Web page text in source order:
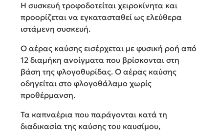
Η συσκευή τροφοδοτείται χειροκίνητα και
προορίζεται να εγκατασταθεί ως ελεύθερα
ιστάμενη συσκευή.
Ο αέρας καύσης εισέρχεται με φυσική ροή από
12 διαμήκη ανοίγματα που βρίσκονται στη
βάση της φλογοθυρίδας. Ο αέρας καύσης
οδηγείται στο φλογοθάλαμο χωρίς
προθέρμανση.
Τα καπναέρια που παράγονται κατά τη
διαδικασία της καύσης του καυσίμου,